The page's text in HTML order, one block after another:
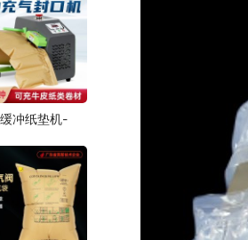
冲纸垫机-